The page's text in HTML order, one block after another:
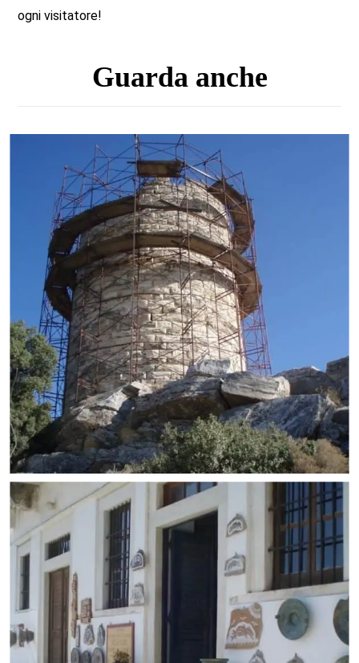
ogni visitatore!
Guarda anche